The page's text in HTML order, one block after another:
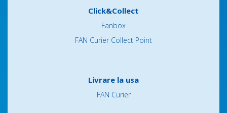
Click&Collect
Fanbox
FAN Curier Collect Point
Livrare la usa
FAN Curier